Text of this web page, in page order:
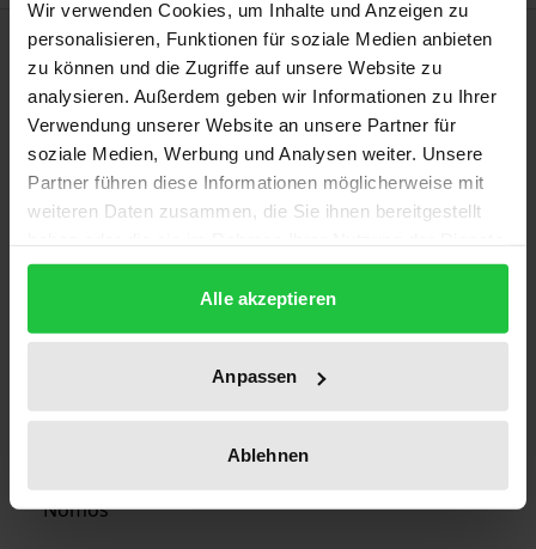
Wir verwenden Cookies, um Inhalte und Anzeigen zu
personalisieren, Funktionen für soziale Medien anbieten
zu können und die Zugriffe auf unsere Website zu
analysieren. Außerdem geben wir Informationen zu Ihrer
Verwendung unserer Website an unsere Partner für
soziale Medien, Werbung und Analysen weiter. Unsere
Partner führen diese Informationen möglicherweise mit
weiteren Daten zusammen, die Sie ihnen bereitgestellt
gesammelt haben.
Alle akzeptieren
Anpassen
Ablehnen
Bibliografische Angaben
Auflage
1
ISBN
Erscheinungsdatum
01.01.1991
1991
Nomos